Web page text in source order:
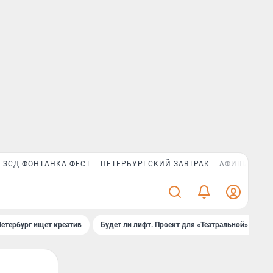
ЗСД ФОНТАНКА ФЕСТ ПЕТЕРБУРГСКИЙ ЗАВТРАК АФИША PLUS
ищет креатив Будет ли лифт. Проект для «Театральной»